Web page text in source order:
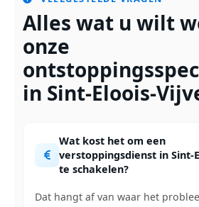
Alles wat u wilt
onze
in Sint-Eloois-
Wat kost het om een
verstoppingsdienst in Sint-
te schakelen?
Dat hangt af van waar het